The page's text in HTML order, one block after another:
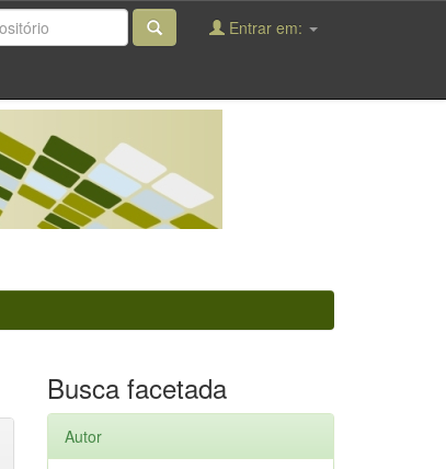
Entrar em:
Busca facetada
Autor